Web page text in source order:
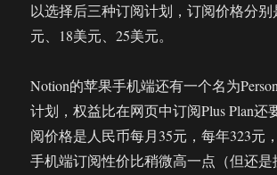
以选择后三种订阅计划，订阅价格分别
元、18美元、25美元。
Notion的苹果手机端还有一个名为
计划，权益比在网页中订阅Plus Plan还
阅价格是人民币每月35元，每年323元
手机端订阅性价比稍微高一点（但还